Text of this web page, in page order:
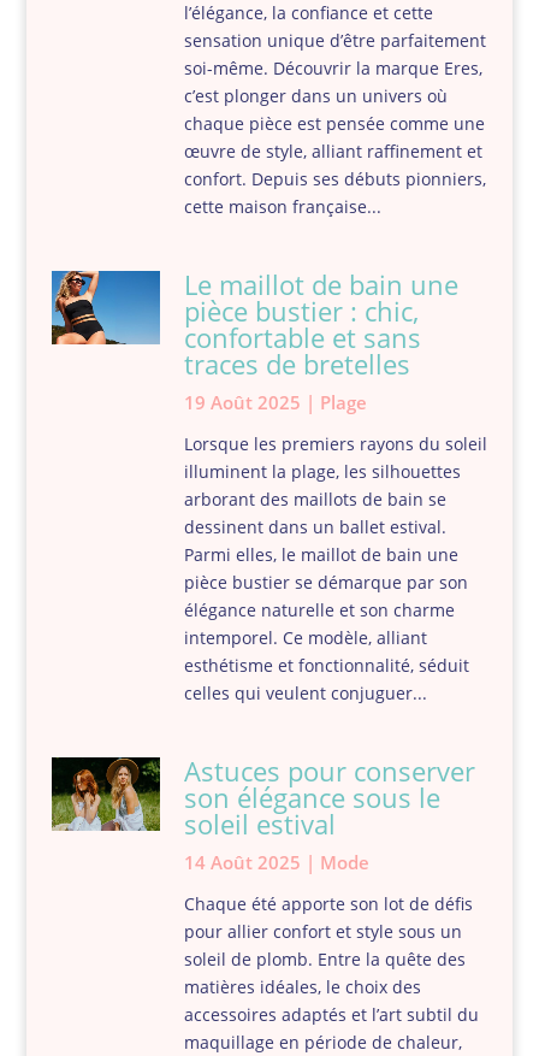
l’élégance, la confiance et cette
sensation unique d’être parfaitement
soi-même. Découvrir la marque Eres,
c’est plonger dans un univers où
chaque pièce est pensée comme une
œuvre de style, alliant raffinement et
confort. Depuis ses débuts pionniers,
cette maison française...
Le maillot de bain une
pièce bustier : chic,
confortable et sans
traces de bretelles
19 Août 2025 | Plage
Lorsque les premiers rayons du soleil
illuminent la plage, les silhouettes
arborant des maillots de bain se
dessinent dans un ballet estival.
Parmi elles, le maillot de bain une
pièce bustier se démarque par son
élégance naturelle et son charme
intemporel. Ce modèle, alliant
esthétisme et fonctionnalité, séduit
celles qui veulent conjuguer...
Astuces pour conserver
son élégance sous le
soleil estival
14 Août 2025 | Mode
Chaque été apporte son lot de défis
pour allier confort et style sous un
soleil de plomb. Entre la quête des
matières idéales, le choix des
accessoires adaptés et l’art subtil du
maquillage en période de chaleur,